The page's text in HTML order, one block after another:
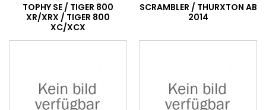
TOPHY SE / TIGER 800
XR/XRX / TIGER 800
XC/XCX
SCRAMBLER / THURXTON AB
2014